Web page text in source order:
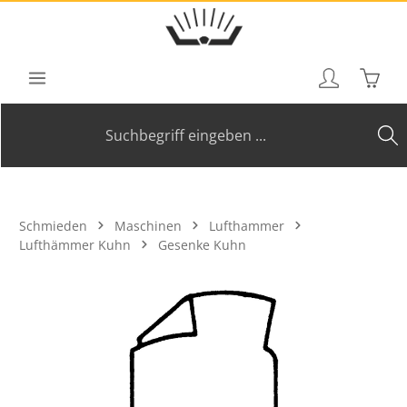
Zum Hauptinhalt springen
Schmieden Maschinen
Lufthammer
Lufthämmer Kuhn
Gesenke Kuhn
Bildergalerie überspringen